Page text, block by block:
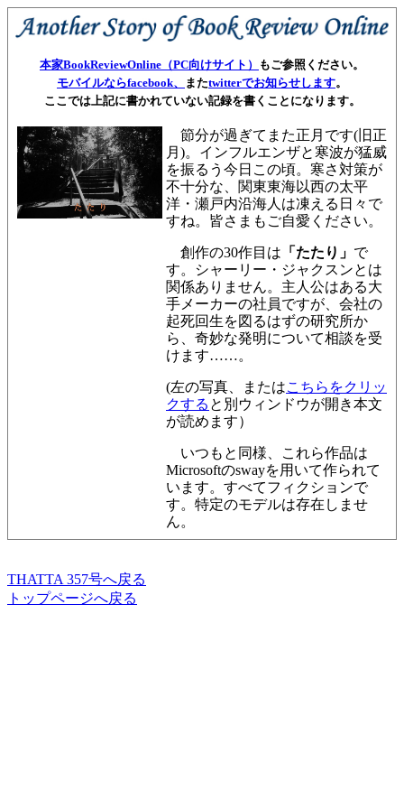
本家BookReviewOnline（PC向けサイト）
もご参照ください。
モバイルならfacebook、
またtwitterでお知らせします。
ここでは上記に書かれていない記録を書くことになります。
節分が過ぎてまた正月です(旧正
月)。インフルエンザと寒波が猛威
を振るう今日この頃。寒さ対策が
不十分な、関東東海以西の太平
洋・瀬戸内沿海人は凍える日々で
すね。皆さまもご自愛ください。
創作の30作目は 「たたり」 で
す。シャーリー・ジャクスンとは
関係ありません。主人公はある大
手メーカーの社員ですが、会社の
起死回生を図るはずの研究所か
ら、奇妙な発明について相談を受
けます……。
(左の写真、またはこちらをクリッ
クする と別ウィンドウが開き本文
が読めます）
いつもと同様、これら作品は
Microsoftのswayを用いて作られて
います。すべてフィクションで
す。特定のモデルは存在しませ
ん。
THATTA 357号へ戻る
トップページへ戻る